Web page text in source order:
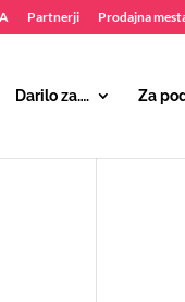
Partnerji Prodajna
Darilo za…. Za